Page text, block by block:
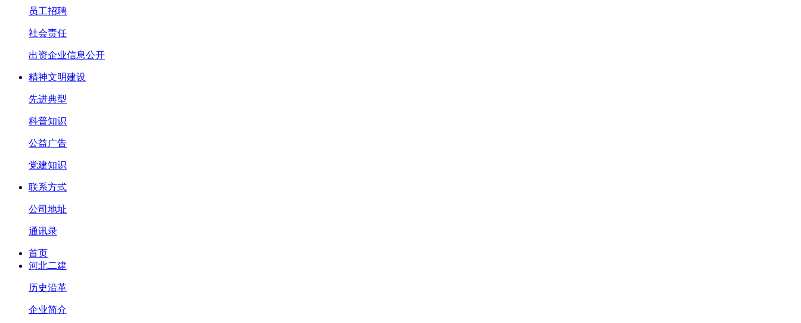
员工招聘
社会责任
出资企业信息公开
精神文明建设
先进典型
科普知识
公益广告
党建知识
联系方式
公司地址
通讯录
首页
河北二建
历史沿革
企业简介